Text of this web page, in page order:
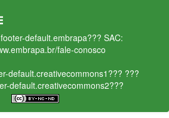
default.embrapa??? SAC:
fale-conosco
default.creativecommons1??? ???
default.creativecommons2???